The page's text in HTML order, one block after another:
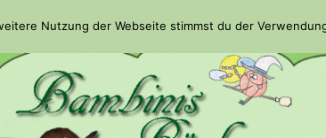
Nutzung der Webseite stimmst du der